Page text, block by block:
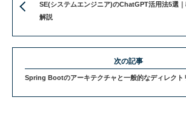
SE(システムエンジニア)のChatGPT活用法5選
解説
次の記事
Spring Bootのアーキテクチャと一般的なディレクト